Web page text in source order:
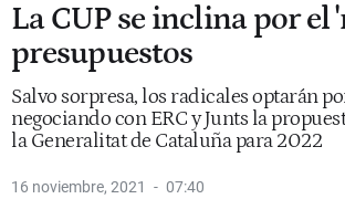
La CUP se inclina por el
presupuestos
Salvo sorpresa, los radicales optarán
negociando con ERC y Junts la
la Generalitat de Cataluña para 2022
16 noviembre, 2021 07:40